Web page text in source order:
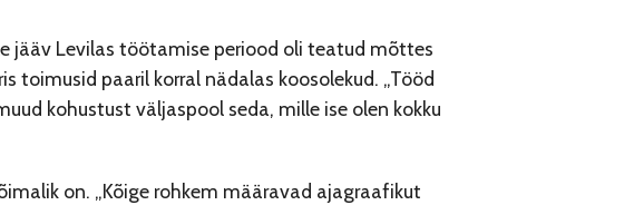
jääv Levilas töötamise periood oli teatud mõttes
toimusid paaril korral nädalas koosolekud. „Tööd
kohustust väljaspool seda, mille ise olen kokku
on. „Kõige rohkem määravad ajagraafikut